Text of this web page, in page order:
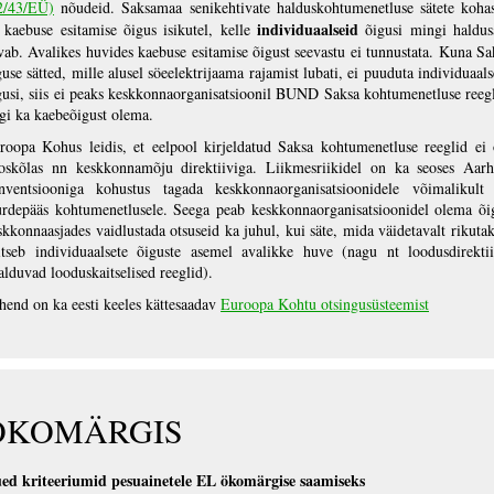
43/EÜ) nõudeid. Saksamaa senikehtivate halduskohtumenetluse sätete
esitamise õigus isikutel, kelle individuaalseid õigusi mingi
Avalikes huvides kaebuse esitamise õigust seevastu ei tunnustata. Kuna
sätted, mille alusel söeelektrijaama rajamist lubati, ei puuduta
siis ei peaks keskkonnaorganisatsioonil BUND Saksa kohtumenetluse
ka kaebeõigust olema.
Kohus leidis, et eelpool kirjeldatud Saksa kohtumenetluse reeglid ei
nn keskkonnamõju direktiiviga. Liikmesriikidel on ka seoses
kohustus tagada keskkonnaorganisatsioonidele
kohtumenetlusele. Seega peab keskkonnaorganisatsioonidel olema
vaidlustada otsuseid ka juhul, kui säte, mida väidetavalt
individuaalsete õiguste asemel avalikke huve (nagu nt
looduskaitselised reeglid).
on ka eesti keeles kättesaadav Euroopa Kohtu otsingusüsteemist
kriteeriumid pesuainetele EL ökomärgise saamiseks